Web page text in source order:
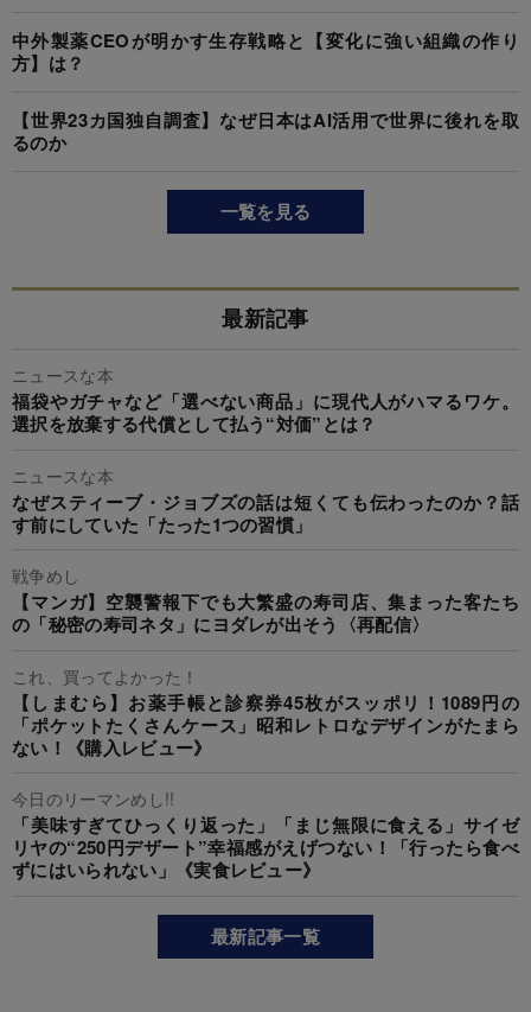
中外製薬CEOが明かす生存戦略と【変化に強い組織の作り
方】は？
【世界23カ国独自調査】なぜ日本はAI活用で世界に後れを取
るのか
一覧を見る
最新記事
ニュースな本
福袋やガチャなど「選べない商品」に現代人がハマるワケ。
選択を放棄する代償として払う“対価”とは？
ニュースな本
なぜスティーブ・ジョブズの話は短くても伝わったのか？話
す前にしていた「たった1つの習慣」
戦争めし
【マンガ】空襲警報下でも大繁盛の寿司店、集まった客たち
の「秘密の寿司ネタ」にヨダレが出そう〈再配信〉
これ、買ってよかった！
【しまむら】お薬手帳と診察券45枚がスッポリ！1089円の
「ポケットたくさんケース」昭和レトロなデザインがたまら
ない！《購入レビュー》
今日のリーマンめし!!
「美味すぎてひっくり返った」「まじ無限に食える」サイゼ
リヤの“250円デザート”幸福感がえげつない！「行ったら食べ
ずにはいられない」《実食レビュー》
最新記事一覧